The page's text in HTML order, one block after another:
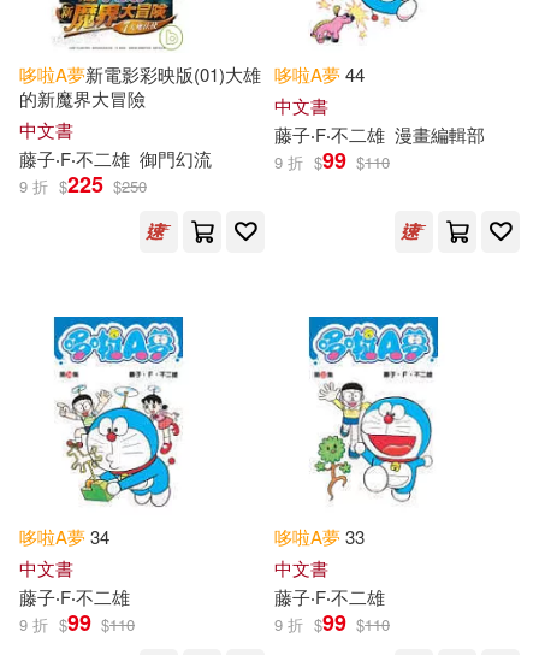
哆啦A夢新電影彩映版(01)大雄
的新魔界大冒險
中文書
藤子‧F‧不二雄 御門幻流
9 折 $225 $250
哆啦A夢44
中文書
藤子‧F‧不二雄 漫畫編輯部
9 折 $99 $110
哆啦A夢34
中文書
藤子‧F‧不二雄
9 折 $99 $110
哆啦A夢33
中文書
藤子‧F‧不二雄
9 折 $99 $110